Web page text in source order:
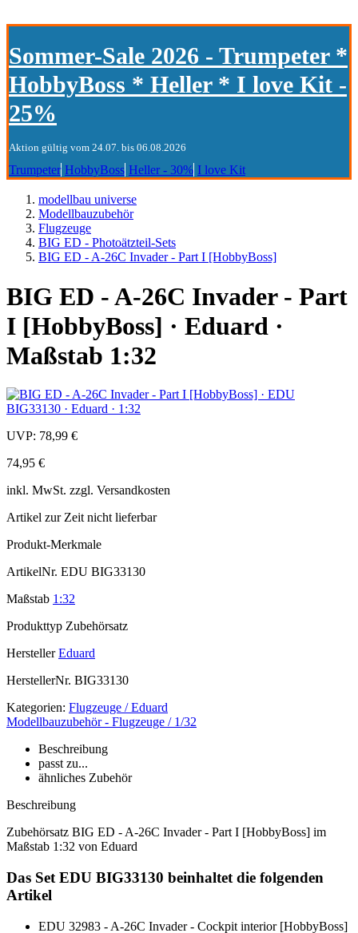
Sommer-Sale 2026 - Trumpeter *
HobbyBoss * Heller * I love Kit -
25%
Aktion gültig vom 24.07. bis 06.08.2026
Trumpeter HobbyBoss Heller - 30% I love Kit
modellbau universe
Modellbauzubehör
Flugzeuge
BIG ED - Photoätzteil-Sets
BIG ED - A-26C Invader - Part I [HobbyBoss]
BIG ED - A-26C Invader - Part
I [HobbyBoss] · Eduard ·
Maßstab 1:32
UVP: 78,99 €
74,95 €
inkl. MwSt. zzgl. Versandkosten
Artikel zur Zeit nicht lieferbar
Produkt-Merkmale
ArtikelNr. EDU BIG33130
Maßstab 1:32
Produkttyp Zubehörsatz
Hersteller Eduard
HerstellerNr. BIG33130
Kategorien: Flugzeuge / Eduard
Modellbauzubehör - Flugzeuge / 1/32
Beschreibung
passt zu...
ähnliches Zubehör
Beschreibung
Zubehörsatz BIG ED - A-26C Invader - Part I [HobbyBoss] im
Maßstab 1:32 von Eduard
Das Set EDU BIG33130 beinhaltet die folgenden
Artikel
EDU 32983 - A-26C Invader - Cockpit interior [HobbyBoss]